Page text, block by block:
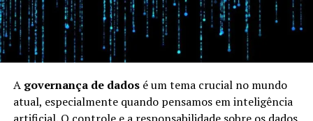
A governança de dadosé um tema crucial no mundo
atual, especialmente quando pensamos em inteligência